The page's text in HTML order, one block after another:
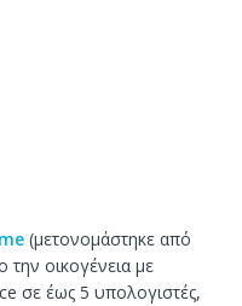
(μετονομάστηκε από
οικογένεια με
σε έως 5 υπολογιστές,